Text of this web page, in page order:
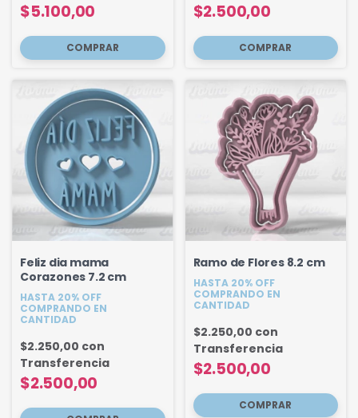
$5.100,00 $2.500,00
Feliz dia mama
Corazones 7.2 cm
HASTA 20% OFF
COMPRANDO EN
CANTIDAD
$2.500,00
$2.250,00 con
Transferencia
Ramo de Flores 8.2 cm
HASTA 20% OFF
COMPRANDO EN
CANTIDAD
$2.500,00
$2.250,00 con
Transferencia